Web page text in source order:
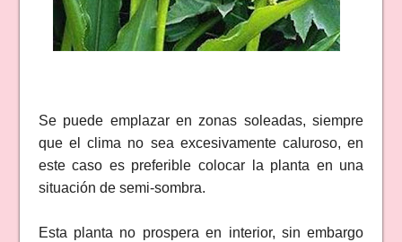
Se puede emplazar en zonas soleadas, siempre
que el clima no sea excesivamente caluroso, en
este caso es preferible colocar la planta en una
situación de semi-sombra.
Esta planta no prospera en interior, sin embargo